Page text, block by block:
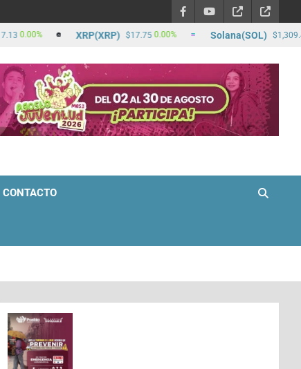
CONTACTO
0.00% XRP(XRP) $17.75 0.00% Solana(SOL) $1,309.40